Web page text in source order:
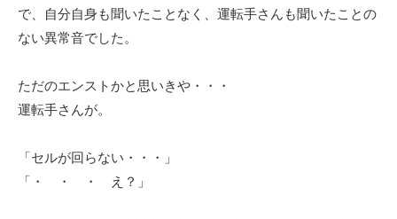
で、自分自身も聞いたことなく、運転手さんも聞いたことの
ない異常音でした。
ただのエンストかと思いきや・・・
運転手さんが。
「セルが回らない・・・」
「・ ・ ・ え？」